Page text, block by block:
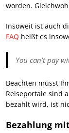
worden.
Insoweit ist auch
FAQ heißt es
You can’t pay
Beachten müsst
Reiseportale sind
bezahlt wird, ist
Bezahlung